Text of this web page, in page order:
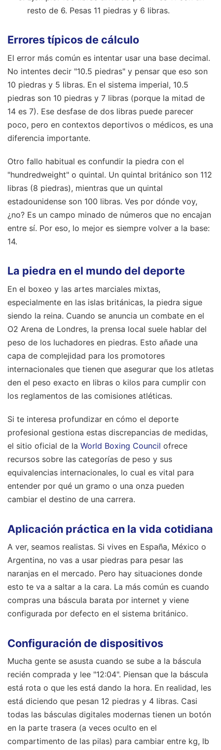
resto de 6. Pesas 11 piedras y 6 libras.
Errores típicos de cálculo
El error más común es intentar usar una base decimal.
No intentes decir "10.5 piedras" y pensar que eso son
10 piedras y 5 libras. En el sistema imperial, 10.5
piedras son 10 piedras y 7 libras (porque la mitad de
14 es 7). Ese desfase de dos libras puede parecer
poco, pero en contextos deportivos o médicos, es una
diferencia importante.
Otro fallo habitual es confundir la piedra con el
"hundredweight" o quintal. Un quintal británico son 112
libras (8 piedras), mientras que un quintal
estadounidense son 100 libras. Ves por dónde voy,
¿no? Es un campo minado de números que no encajan
entre sí. Por eso, lo mejor es siempre volver a la base:
14.
La piedra en el mundo del deporte
En el boxeo y las artes marciales mixtas,
especialmente en las islas británicas, la piedra sigue
siendo la reina. Cuando se anuncia un combate en el
O2 Arena de Londres, la prensa local suele hablar del
peso de los luchadores en piedras. Esto añade una
capa de complejidad para los promotores
internacionales que tienen que asegurar que los atletas
den el peso exacto en libras o kilos para cumplir con
los reglamentos de las comisiones atléticas.
Si te interesa profundizar en cómo el deporte
profesional gestiona estas discrepancias de medidas,
el sitio oficial de la World Boxing Council ofrece
recursos sobre las categorías de peso y sus
equivalencias internacionales, lo cual es vital para
entender por qué un gramo o una onza pueden
cambiar el destino de una carrera.
Aplicación práctica en la vida cotidiana
A ver, seamos realistas. Si vives en España, México o
Argentina, no vas a usar piedras para pesar las
naranjas en el mercado. Pero hay situaciones donde
esto te va a saltar a la cara. La más común es cuando
compras una báscula barata por internet y viene
configurada por defecto en el sistema británico.
Configuración de dispositivos
Mucha gente se asusta cuando se sube a la báscula
recién comprada y lee "12:04". Piensan que la báscula
está rota o que les está dando la hora. En realidad, les
está diciendo que pesan 12 piedras y 4 libras. Casi
todas las básculas digitales modernas tienen un botón
en la parte trasera (a veces oculto en el
compartimento de las pilas) para cambiar entre kg, lb